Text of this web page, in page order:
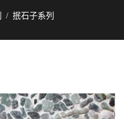
抿石子系列